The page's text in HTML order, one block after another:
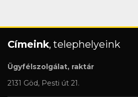
Címeink, telephelyeink
Ügyfélszolgálat, raktár
2131 Göd, Pesti út 21.